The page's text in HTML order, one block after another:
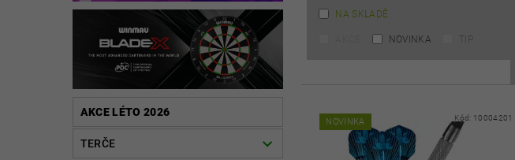
AKCE LÉTO 2026
TERČE
NA SKLADĚ
NOVINKA TIP
NOVINKA Kód: 10004201